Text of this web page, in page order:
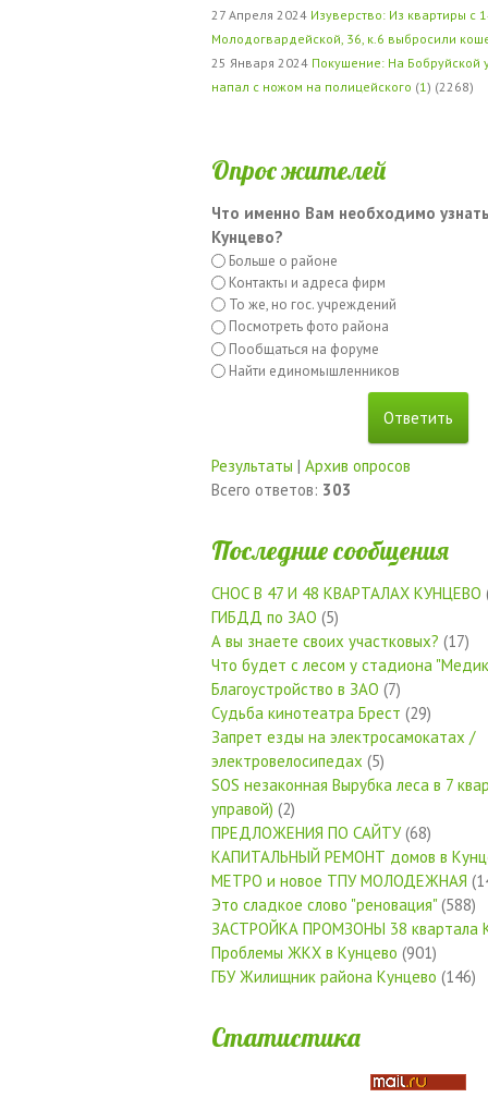
27 Апреля 2024 Изуверство: Из квартиры с
Молодогвардейской, 36, к.6 выбросили
25 Января 2024 Покушение: На Бобруйской
напал с ножом на полицейского (1 ) (2268)
Опрос жителей
Что именно Вам необходимо
Кунцево?
Больше о районе
Контакты и адреса фирм
То же, но гос. учреждений
Посмотреть фото района
Пообщаться на форуме
Найти единомышленников
Результаты | Архив опросов
Всего ответов: 303
Последние сообщения
СНОС В 47 И 48 КВАРТАЛАХ КУНЦЕВО
ГИБДД по ЗАО (5)
А вы знаете своих участковых? (17)
Что будет с лесом у стадиона
Благоустройство в ЗАО (7)
Судьба кинотеатра Брест (29)
Запрет езды на электросамокатах /
электровелосипедах (5)
SOS незаконная Вырубка леса в 7
управой) (2)
ПРЕДЛОЖЕНИЯ ПО САЙТУ(68)
КАПИТАЛЬНЫЙ РЕМОНТ домов в
МЕТРО и новое ТПУ МОЛОДЕЖНАЯ
Это сладкое слово "реновация" (588)
ЗАСТРОЙКА ПРОМЗОНЫ 38 квартала
Проблемы ЖКХ в Кунцево (901)
ГБУ Жилищник района Кунцево (146)
Статистика